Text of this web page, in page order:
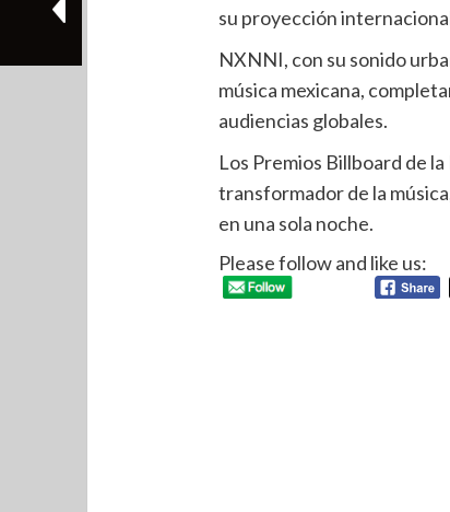
su proyección
NXNNI, con su sonido
música mexicana,
audiencias globales.
Los Premios Billboard de
transformador de la
en una sola noche.
Please follow and like us: